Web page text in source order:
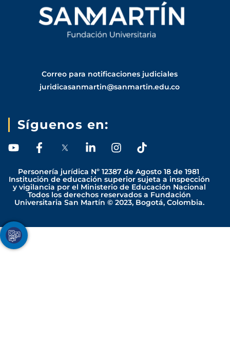
Correo para notificaciones judiciales
juridicasanmartin@sanmartin.edu.co
Síguenos en:
Y
u
t
u
b
F
c
e
b
o
L
n
k
e
d
I
s
t
a
g
T
k
t
o
k
Personería jurídica Nº 12387 de Agosto 18 de 1981
Institución de educación superior sujeta a inspección
y vigilancia por el Ministerio de Educación Nacional
Todos los derechos reservados a Fundación
Universitaria San Martín © 2023, Bogotá, Colombia.
Youtube
Facebook
Twitter
TikTok
Instagram